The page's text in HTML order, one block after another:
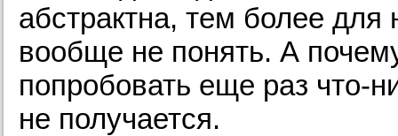
абстрактна, тем более
вообще не понять. А
попробовать еще раз что-
не получается.